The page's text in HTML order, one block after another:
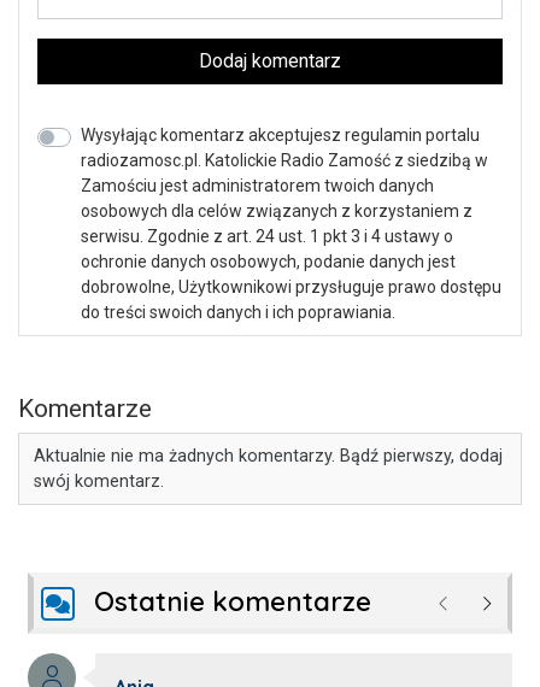
Dodaj komentarz
Wysyłając komentarz akceptujesz regulamin portalu
radiozamosc.pl. Katolickie Radio Zamość z siedzibą w
Zamościu jest administratorem twoich danych
osobowych dla celów związanych z korzystaniem z
serwisu. Zgodnie z art. 24 ust. 1 pkt 3 i 4 ustawy o
ochronie danych osobowych, podanie danych jest
dobrowolne, Użytkownikowi przysługuje prawo dostępu
do treści swoich danych i ich poprawiania.
Komentarze
Aktualnie nie ma żadnych komentarzy. Bądź pierwszy, dodaj
swój komentarz.
Ostatnie komentarze Poprzednie